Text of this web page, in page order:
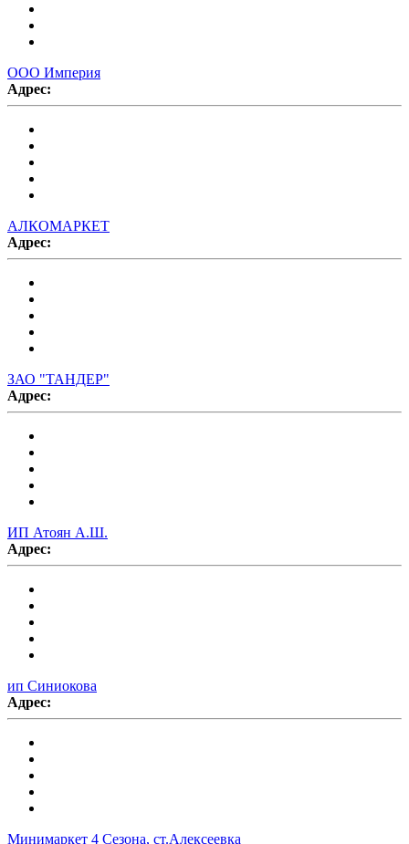
ООО Империя
Адрес:
АЛКОМАРКЕТ
Адрес:
ЗАО "ТАНДЕР"
Адрес:
ИП Атоян А.Ш.
Адрес:
ип Синиокова
Адрес:
Минимаркет 4 Сезона, ст.Алексеевка